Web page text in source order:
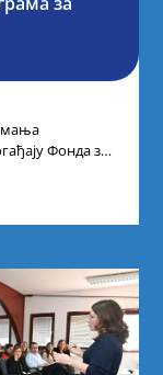
Фонда за